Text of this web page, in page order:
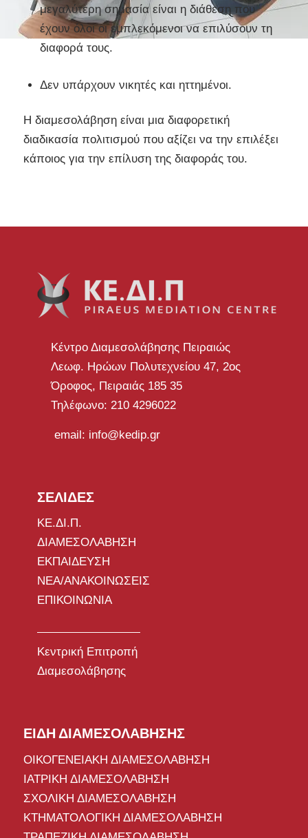
μεγαλύτερη σημασία είναι η διάθεση που
έχουν όλοι οι εμπλεκόμενοι να επιλύσουν τη
διαφορά τους.
Δεν υπάρχουν νικητές και ηττημένοι.
Η διαμεσολάβηση είναι μια διαφορετική
διαδικασία πολιτισμού που αξίζει να την επιλέξει
κάποιος για την επίλυση της διαφοράς του.
Κέντρο Διαμεσολάβησης Πειραιώς
Λεωφ. Ηρώων Πολυτεχνείου 47, 2ος
Όροφος, Πειραιάς 185 35
Τηλέφωνο: 210 4296022
email: info@kedip.gr
ΣΕΛΙΔΕΣ
ΚΕ.ΔΙ.Π.
ΔΙΑΜΕΣΟΛΑΒΗΣΗ
ΕΚΠΑΙΔΕΥΣΗ
ΝΕΑ/ΑΝΑΚΟΙΝΩΣΕΙΣ
ΕΠΙΚΟΙΝΩΝΙΑ
Κεντρική Επιτροπή
Διαμεσολάβησης
ΕΙΔΗ ΔΙΑΜΕΣΟΛΑΒΗΣΗΣ
ΟΙΚΟΓΕΝΕΙΑΚΗ ΔΙΑΜΕΣΟΛΑΒΗΣΗ
ΙΑΤΡΙΚΗ ΔΙΑΜΕΣΟΛΑΒΗΣΗ
ΣΧΟΛΙΚΗ ΔΙΑΜΕΣΟΛΑΒΗΣΗ
ΚΤΗΜΑΤΟΛΟΓΙΚΗ ΔΙΑΜΕΣΟΛΑΒΗΣΗ